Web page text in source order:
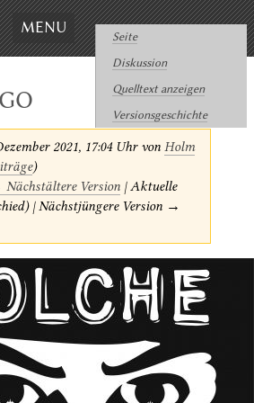
MENU
Seite
Diskussion
Quelltext anzeigen
Versionsgeschichte
2021, 17:04 Uhr von Holm
)
Version| Aktuelle
| Nächstjüngere Version →